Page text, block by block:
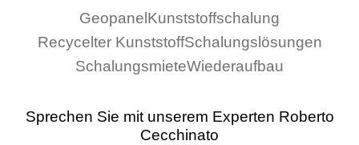
Geopanel Kunststoffschalung
Recycelter KunststoffSchalungslösungen
SchalungsmieteWiederaufbau
Sprechen Sie mit unserem Experten Roberto
Cecchinato